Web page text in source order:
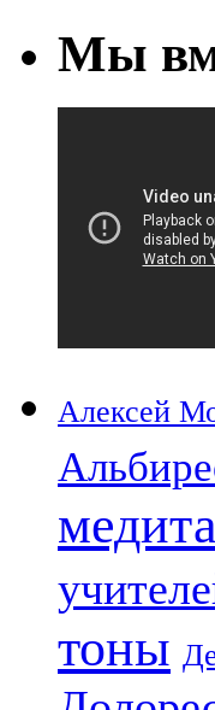
Мы
Алексей
тоны